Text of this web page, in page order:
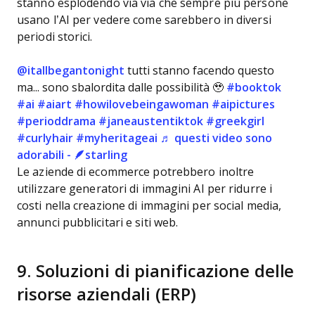
stanno esplodendo via via che sempre più persone
usano l’AI per vedere come sarebbero in diversi
periodi storici.
@itallbegantonight tutti stanno facendo questo
ma... sono sbalordita dalle possibilità 🥹 #booktok
#ai #aiart #howilovebeingawoman #aipictures
#perioddrama #janeaustentiktok #greekgirl
#curlyhair #myheritageai ♬ questi video sono
adorabili - 🪶starling
Le aziende di ecommerce potrebbero inoltre
utilizzare generatori di immagini AI per ridurre i
costi nella creazione di immagini per social media,
annunci pubblicitari e siti web.
9. Soluzioni di pianificazione delle
risorse aziendali (ERP)